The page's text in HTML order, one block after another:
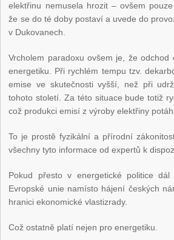
elektřinu nemusela hrozit – ovšem
že se do té doby postaví a uvede do
v Dukovanech.
Vrcholem paradoxu ovšem je, že
energetiku. Při rychlém tempu tzv.
emise ve skutečnosti vyšší, než při
tohoto století. Za této situace bude totiž
což produkci emisí z výroby elektřiny
To je prostě fyzikální a přírodní
všechny tyto informace od expertů k
Pokud přesto v energetické politice
Evropské unie namísto hájení českých
hranici ekonomické vlastizrady.
Což ostatně platí nejen pro energetiku.